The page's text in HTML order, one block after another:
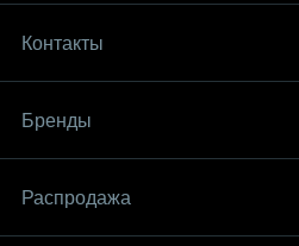
Контакты
Бренды
Распродaжа